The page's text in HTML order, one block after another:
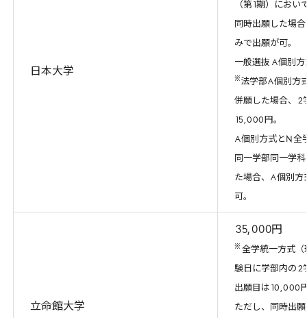
日本大学
（第 1期）におい
同時出願した場
みで出願が可。
一般選抜 A個別方
※ 法学部A個別方
併願した場合、 2
15,000 円。
A個別方式と N 全
同一学部同一学
た場合、 A個別方
可。
立命館大学
35,000円
※ 全学統一方式（
験日に学部内の 2
出願目は 10 ,000
ただし、同時出